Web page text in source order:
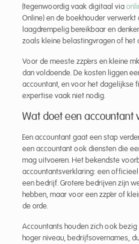
(tegenwoordig vaak digitaal via
Online) en de boekhouder
laagdrempelig bereikbaar en
zoals kleine belastingvragen of het
Voor de meeste zzp’ers en kleine
dan voldoende. De kosten liggen
accountant, en voor het dagelijkse
expertise vaak niet nodig.
Wat doet een accountant
Een accountant gaat een stap
een accountant ook diensten die
mag uitvoeren. Het bekendste
accountantsverklaring: een
een bedrijf. Grotere bedrijven zijn
hebben, maar voor een zzp’er of
de orde.
Accountants houden zich ook
hoger niveau, bedrijfsovernames,